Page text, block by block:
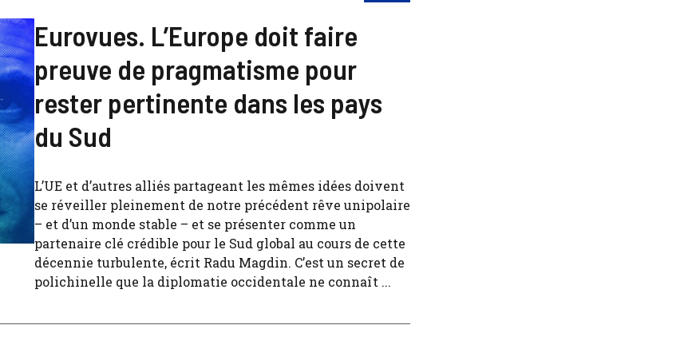
Eurovues. L’Europe doit faire
preuve de pragmatisme pour
rester pertinente dans les pays
du Sud
L’UE et d’autres alliés partageant les mêmes idées doivent
se réveiller pleinement de notre précédent rêve unipolaire
– et d’un monde stable – et se présenter comme un
partenaire clé crédible pour le Sud global au cours de cette
décennie turbulente, écrit Radu Magdin. C’est un secret de
polichinelle que la diplomatie occidentale ne connaît ...